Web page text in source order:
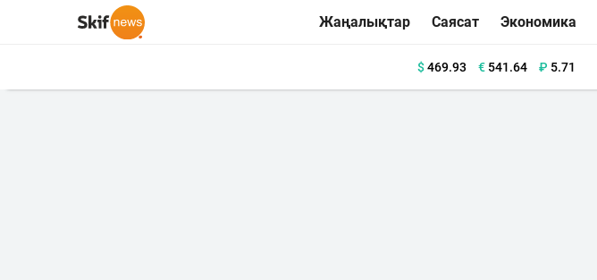
Жаңалықтар Саясат Экономика
$469.93 €541.64 ₽ 5.71